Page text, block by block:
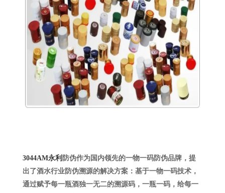
3044AM永利 防伪作为国内领先的一物一码防伪品牌，提
出了酒水行业防伪溯源的解决方案：基于一物一码技术，
通过赋予每一瓶酒独一无二的溯源码，一瓶一码，给每一